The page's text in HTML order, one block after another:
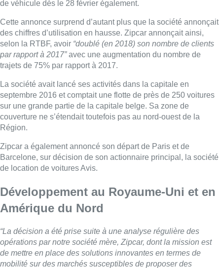
Barcelone, sur décision de son actionnaire principal, la société
de location de voitures Avis.
Développement au Royaume-Uni et en
“La décision a été prise suite à une analyse régulière des
opérations par notre société mère, Zipcar, dont la mission est
de mettre en place des solutions innovantes en termes de
mobilité sur des marchés susceptibles de proposer des
services durables à nos clients et de générer de la valeur pour
nos employés et nos actionnaires”, explique l’entreprise dans
une communication transmise à l’agence Belga.
va continuer d’investir et de se développer, avec ses opérations
de premier plan au Royaume-Uni et en Amérique du Nord. Elle
va en outre développer le modèle commercial dans des
marchés sur lequel elle voit des opportunités de croissance,
précise-t-elle.
Pascal Smet demande des explications